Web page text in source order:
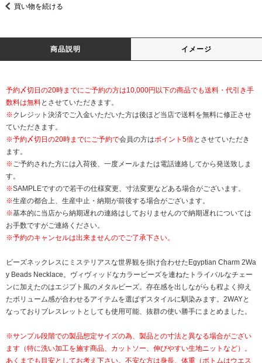
買い物を続ける
商品説明 イメージ
予約〆切日の20時までにご予約の方は10,000円以下の商品でも送料・代引き手
数料は無料とさせていただきます。
※クレジット決済でご入金いただいた方は後ほど当店で送料を無料に修正させ
ていただきます。
※予約〆切日の20時までにご予約で会員の方はポイント5倍とさせていただき
ます。
※ご予約された方には入荷後、一度メールまたは電話連絡してから発送致しま
す。
※SAMPLEですので若干の仕様変更、寸法変更などある場合がございます。
※生産の都合上、生産中止・納期が前後する場合がございます。
※基本的に当店から納期遅れの連絡はしておりませんので納期遅れについては
お手数ですがご連絡ください。
※予約のキャンセルは出来ませんのでご了承下さい。
ビーズネックレスにミステリアスな世界観を掛け合わせたEgyptian Charm 2Wa
y Beads Necklace。ヴィヴィッドなカラービーズを連ねたトライバルなチェー
ンに加えたのはエジプト風のメタルビーズ。存在感を出しながらも程よく抑え
たボリューム感が合わせるアイテムを選ばずスタイルに馴染みます。2WAYと
なっておりブレスレットとしても使用可能、抜群の使い勝手にまとめました。
※サンプル段階での製品想定サイズの為、製品との寸法と異なる場合がござい
ます（特に洗い加工を施す商品、カットソー、伸びやすい生地ニットなど）。
あくまでも目安としてお考え下さい。不安な方は身長、体重（ボトムはウエス